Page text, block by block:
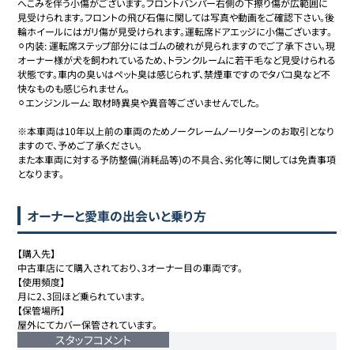
へこみを伴う小傷がございます。フロントバンパー右側の下擦り傷が広範囲に
見受けられます。フロントの飛び石傷に関しては写真や動画をご確認下さい。後
輪ホイールにはガリ傷が見受けられます。運転席ドアエッジに小傷ございます。
⚪︎内装: 運転席ステップ部分にはゴムの破れが見られますのでご了承下さい。現
オーナー様が犬を飼われているため、トランクルームに若干毛など見受けられる
状態です。車内の臭いはペット臭は感じられず、禁煙車ですのでタバコ臭など不
快なものも感じられません。
⚪︎エンジンルーム: 取材時異臭や異音等ございませんでした。
※本車両は10年以上前の車両のためノークレームノーリターンのお取引となり
ますので、予めご了承ください。
また本車両に対する予防整備(消耗品等)の不具合、劣化等に関しては免責事項
となります。
オーナーと愛車の出会いと乗り方
【購入先】
中古車店にて購入されており、3オーナー目の車両です。
【使用頻度】
月に2、3回ほど乗られています。
【保管場所】
屋外にてカバー保管されています。
スタッフコメント